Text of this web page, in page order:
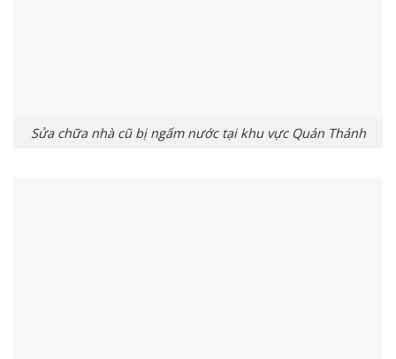
Sửa chữa nhà cũ bị ngấm nước tại khu vực Quán Thánh